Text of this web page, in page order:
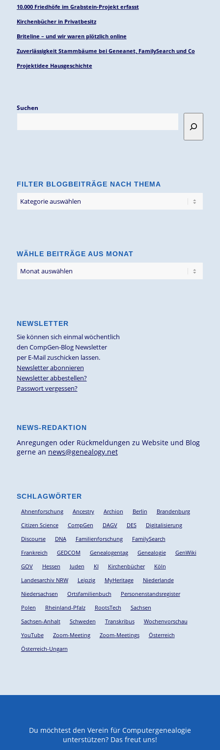
10.000 Friedhöfe im Grabstein-Projekt erfasst
Kirchenbücher in Privatbesitz
Briteline – und wir waren plötzlich online
Zuverlässigkeit Stammbäume bei Geneanet, FamilySearch und Co
Projektidee Hausgeschichte
Suchen
FILTER BLOGBEITRÄGE NACH THEMA
Blogbeiträge
WÄHLE BEITRÄGE AUS MONAT
NEWSLETTER
Sie können sich einmal wöchentlich
den CompGen-Blog Newsletter
per E-Mail zuschicken lassen.
Newsletter abonnieren
Newsletter abbestellen?
Passwort vergessen?
NEWS-REDAKTION
Anregungen oder Rückmeldungen zu Website und Blog
gerne an news@genealogy.net
SCHLAGWÖRTER
Ahnenforschung Ancestry Archion Berlin
Brandenburg
Citizen Science
CompGen DAGV DES
Digitalisierung
Discourse
DNA Familienforschung
FamilySearch
Frankreich
GEDCOM Genealogentag Genealogie
GenWiki
GOV
Hessen Juden KI Kirchenbücher
Köln
Landesarchiv NRW
Leipzig MyHeritage
Niederlande
Niedersachsen
Ortsfamilienbuch
Personenstandsregister
Polen
Rheinland-Pfalz RootsTech
Sachsen
Sachsen-Anhalt
Schweden Transkribus
Wochenvorschau
YouTube
Zoom-Meeting Zoom-Meetings
Österreich
Österreich-Ungarn
Du möchtest den Verein für Computergenealogie
unterstützen? Das freut uns!